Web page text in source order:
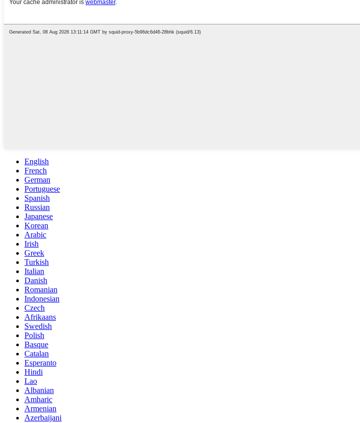
English
French
German
Portuguese
Spanish
Russian
Japanese
Korean
Arabic
Irish
Greek
Turkish
Italian
Danish
Romanian
Indonesian
Czech
Afrikaans
Swedish
Polish
Basque
Catalan
Esperanto
Hindi
Lao
Albanian
Amharic
Armenian
Azerbaijani